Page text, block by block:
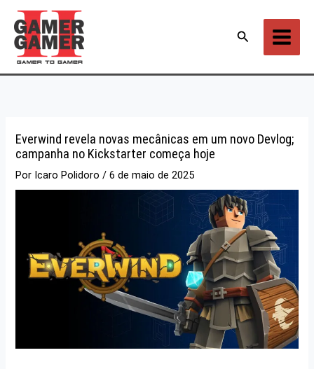
para
conteúdo
Pesquisar
Everwind revela novas mecânicas em um novo Devlog;
campanha no Kickstarter começa hoje
Por Icaro Polidoro/6 de maio de 2025